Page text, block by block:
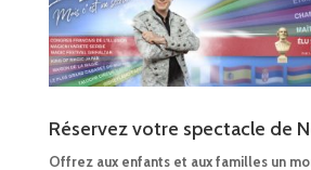
Réservez votre spectacle de
Offrez aux enfants et aux familles un